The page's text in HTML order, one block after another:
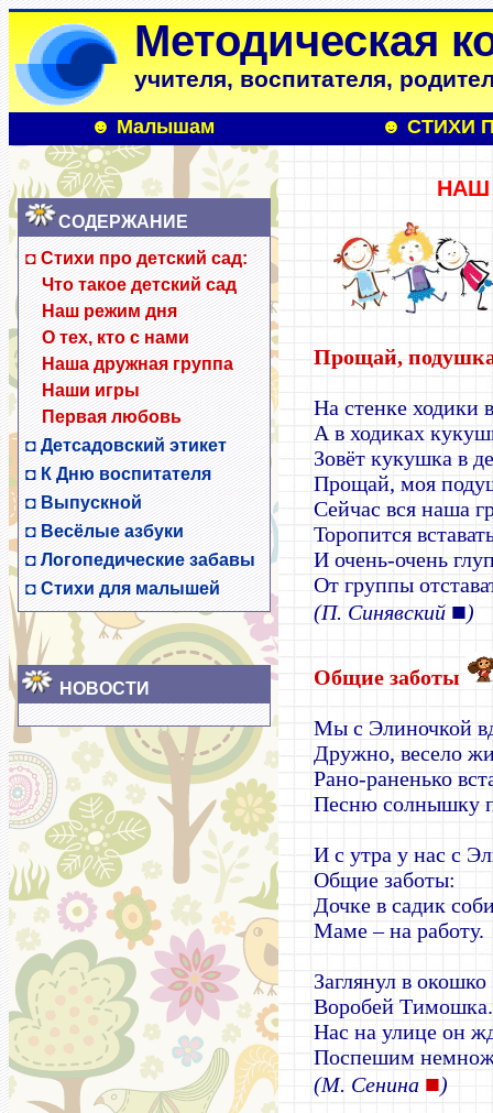
Методическая
учителя, воспитателя,
☻ Малышам ☻ СТИХИ
СОДЕРЖАНИЕ
◘ Стихи про детский сад:
Что такое детский сад
Наш режим дня
О тех, кто с нами
Наша дружная группа
Наши игры
Первая любовь
◘ Детсадовский этикет
◘ К Дню воспитателя
◘ Выпускной
◘ Весёлые азбуки
◘ Логопедические забавы
◘ Стихи для малышей
НОВОСТИ
НАШ
Прощай,
На стенке ходики
А в ходиках
Зовёт кукушка в
Прощай, моя
Сейчас вся наша
Торопится
И очень-очень
От группы
(П. Синявский ■)
Общие заботы
Мы с Элиночкой
Дружно, весело
Рано-раненько
Песню солнышку
И с утра у нас с
Общие заботы:
Дочке в садик
Маме – на работу.
Заглянул в окошко
Воробей Тимошка.
Нас на улице он
Поспешим
(М. Сенина ■)